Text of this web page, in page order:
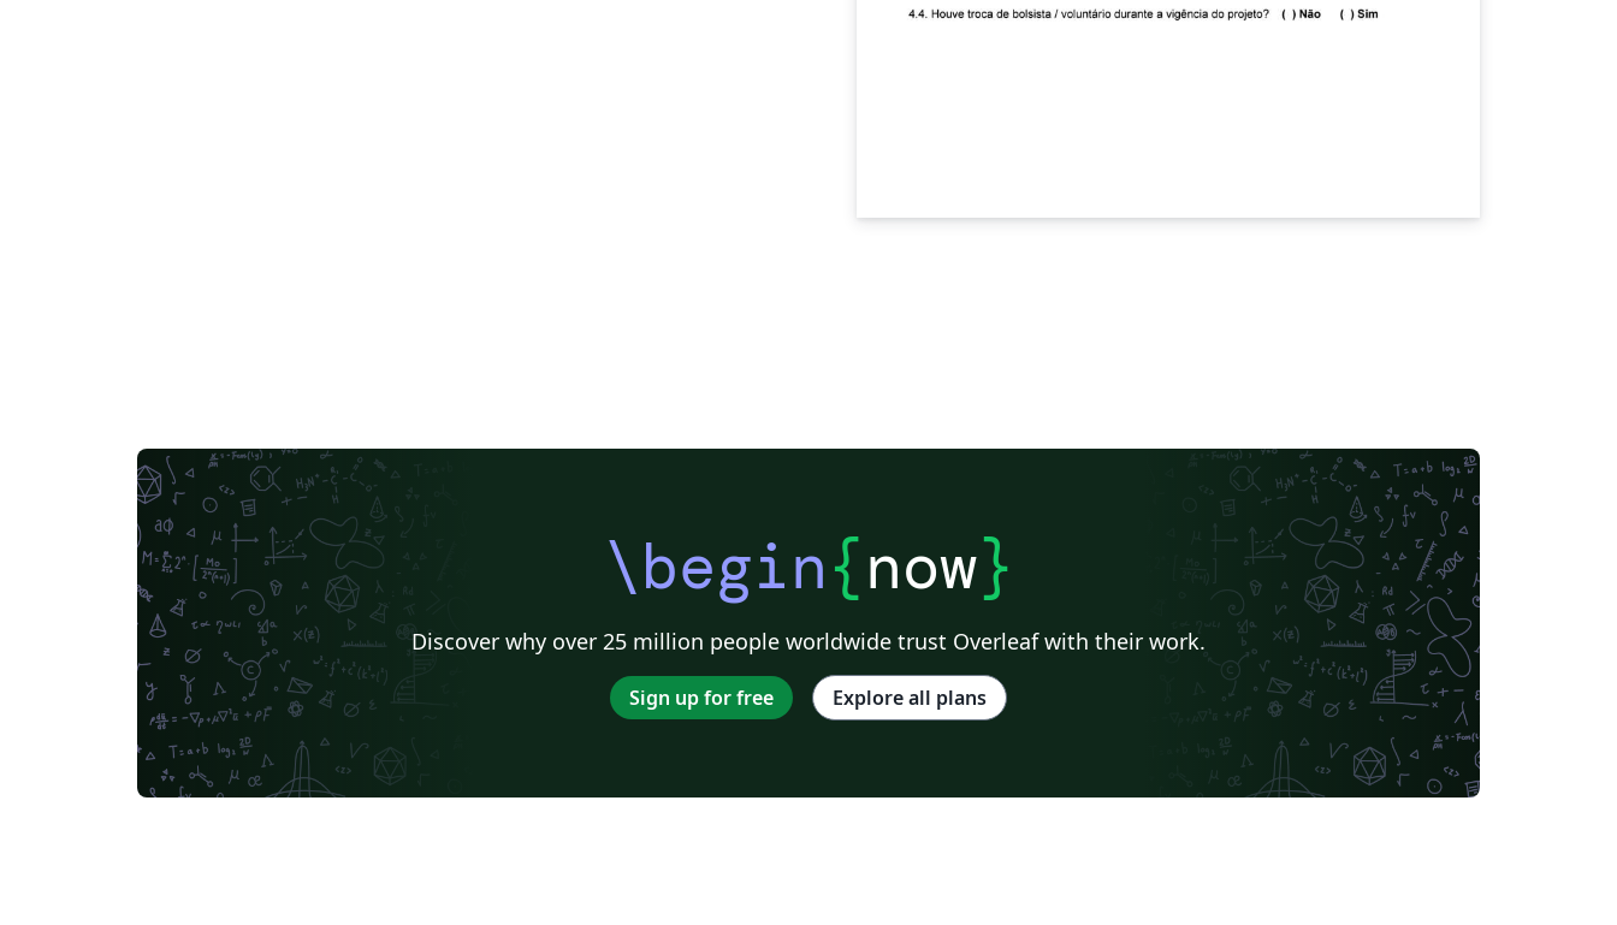
\begin{now}
Discover why over 25 million people worldwide trust Overleaf with their work.
Sign up for free Explore all plans